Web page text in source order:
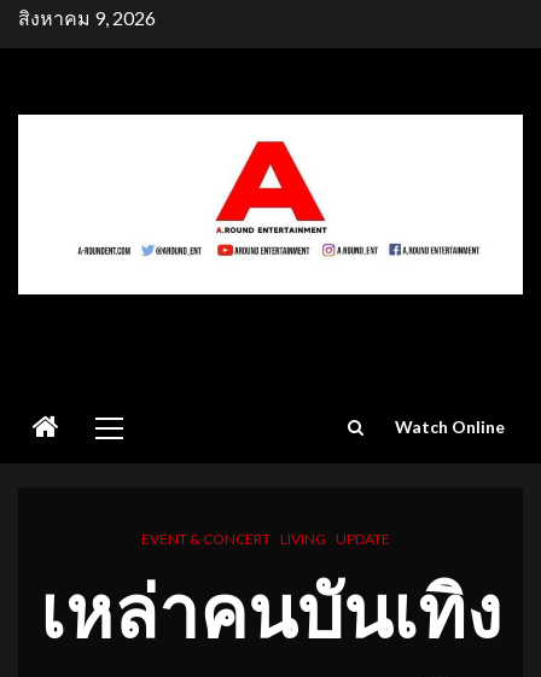
Skipสิงหาคม 9, 2026
Menu
Watch Online
EVENT & CONCERT LIVING UPDATE
เหล่าคนบันเทิง